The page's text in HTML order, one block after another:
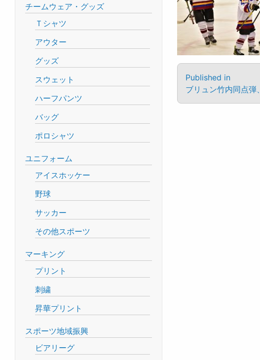
Published in
ブリュン竹内同点弾
チームウェア・グッズ
Ｔシャツ
アウター
グッズ
スウェット
ハーフパンツ
バッグ
ポロシャツ
ユニフォーム
アイスホッケー
野球
サッカー
その他スポーツ
マーキング
プリント
刺繍
昇華プリント
スポーツ地域振興
ビアリーグ